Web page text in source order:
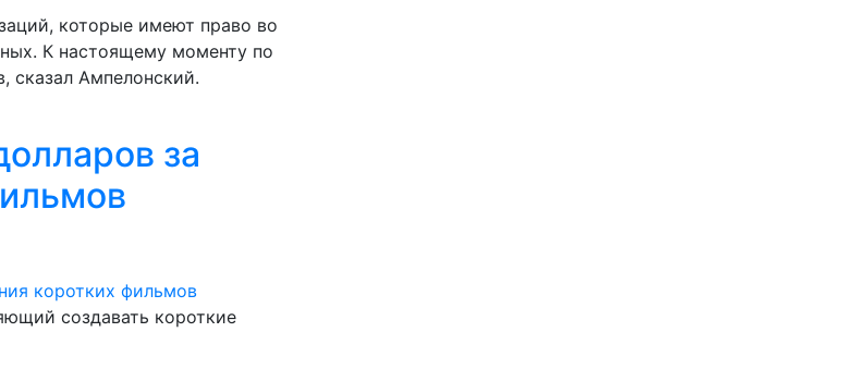
которые имеют право во
К настоящему моменту по
сказал Ампелонский.
за
создавать короткие